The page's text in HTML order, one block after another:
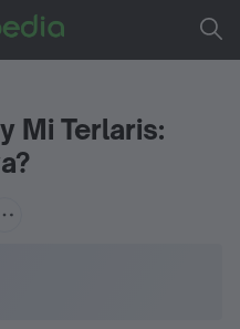
Mi Terlaris: